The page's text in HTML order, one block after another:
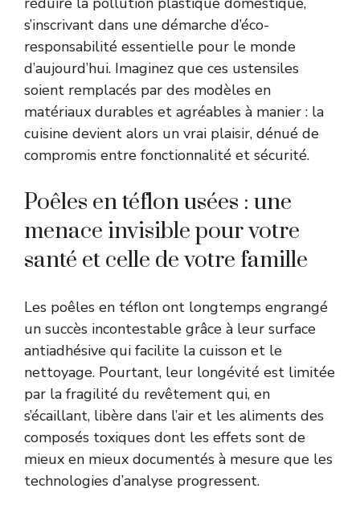
s’inscrivant dans une démarche d’éco-
responsabilité essentielle pour le monde
d’aujourd’hui. Imaginez que ces ustensiles
soient remplacés par des modèles en
matériaux durables et agréables à manier : la
cuisine devient alors un vrai plaisir, dénué de
compromis entre fonctionnalité et sécurité.
Poêles en téflon usées : une
menace invisible pour votre
santé et celle de votre famille
Les poêles en téflon ont longtemps engrangé
un succès incontestable grâce à leur surface
antiadhésive qui facilite la cuisson et le
nettoyage. Pourtant, leur longévité est limitée
par la fragilité du revêtement qui, en
s’écaillant, libère dans l’air et les aliments des
composés toxiques dont les effets sont de
mieux en mieux documentés à mesure que les
technologies d’analyse progressent.